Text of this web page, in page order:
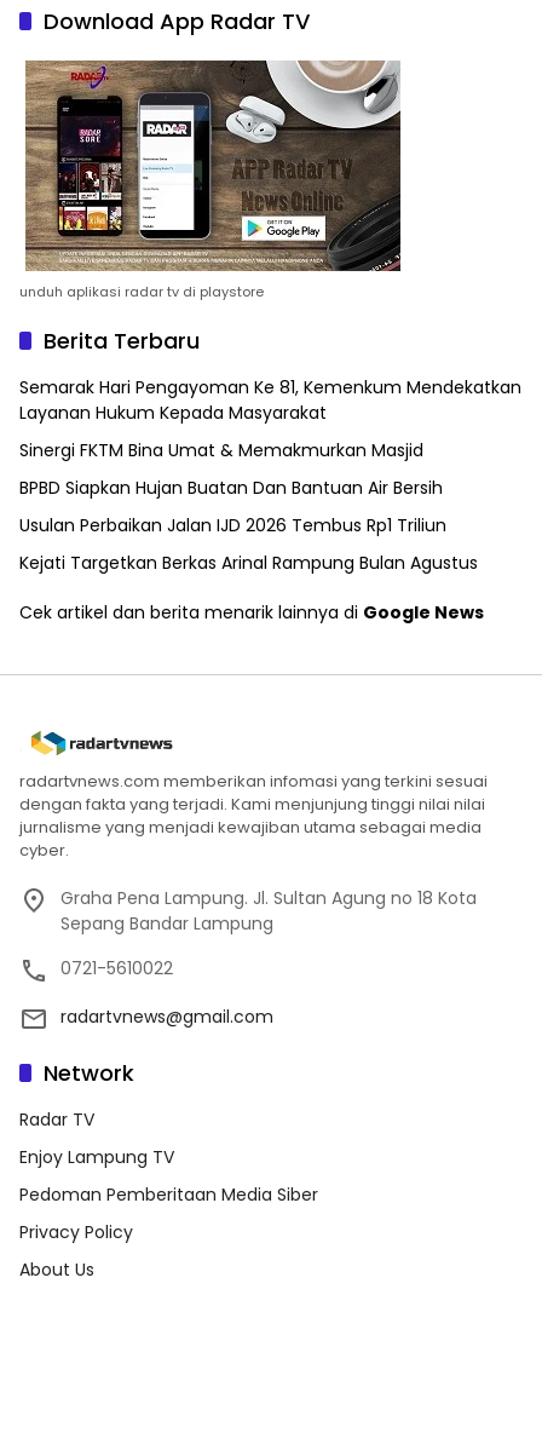
Download App Radar TV
unduh aplikasi radar tv di playstore
Berita Terbaru
Semarak Hari Pengayoman Ke 81, Kemenkum Mendekatkan
Layanan Hukum Kepada Masyarakat
Sinergi FKTM Bina Umat & Memakmurkan Masjid
BPBD Siapkan Hujan Buatan Dan Bantuan Air Bersih
Usulan Perbaikan Jalan IJD 2026 Tembus Rp1 Triliun
Kejati Targetkan Berkas Arinal Rampung Bulan Agustus
Cek artikel dan berita menarik lainnya di Google News
radartvnews.com memberikan infomasi yang terkini sesuai
dengan fakta yang terjadi. Kami menjunjung tinggi nilai nilai
jurnalisme yang menjadi kewajiban utama sebagai media
cyber.
Graha Pena Lampung. Jl. Sultan Agung no 18 Kota
Sepang Bandar Lampung
0721-5610022
radartvnews@gmail.com
Network
Radar TV
Enjoy Lampung TV
Pedoman Pemberitaan Media Siber
Privacy Policy
About Us